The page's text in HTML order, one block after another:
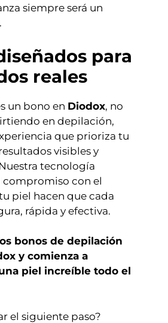
siempre será un
para
reales
un bono en Diodox, no
en depilación,
que prioriza tu
visibles y
tecnología
compromiso con el
piel hacen que cada
rápida y efectiva.
bonos de depilación
y comienza a
piel increíble todo el
el siguiente paso?